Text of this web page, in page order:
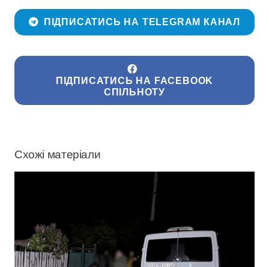
ПІДПИСАТИСЬ НА TELEGRAM КАНАЛ
ПІДПИСАТИСЬ НА FACEBOOK
СПІЛЬНОТУ
Схожі матеріали